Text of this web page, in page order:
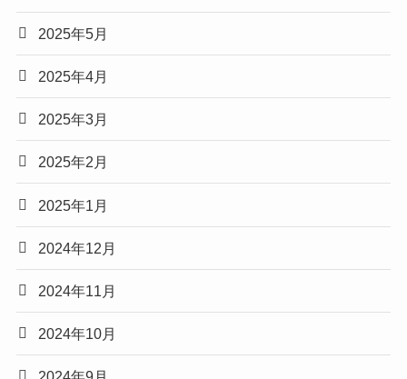
2025年5月
2025年4月
2025年3月
2025年2月
2025年1月
2024年12月
2024年11月
2024年10月